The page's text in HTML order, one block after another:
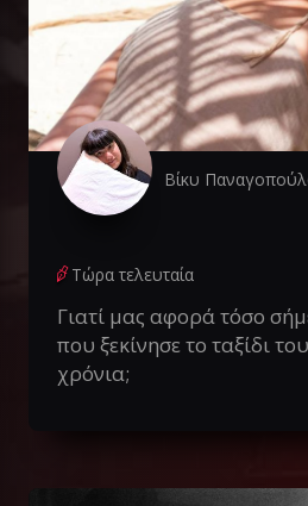
Βίκυ
Τώρα τελευταία
Γιατί μας αφορά τόσο
που ξεκίνησε το ταξίδι
χρόνια;